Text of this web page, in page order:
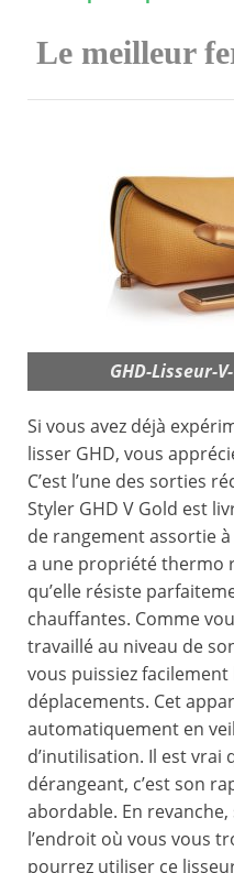
Le meilleur
GHD-Lisseur-
Si vous avez déjà
lisser GHD, vous
C’est l’une des sorties
Styler GHD V Gold est
de rangement assortie
a une propriété thermo
qu’elle résiste
chauffantes. Comme
travaillé au niveau de
vous puissiez
déplacements. Cet
automatiquement en
d’inutilisation. Il est
dérangeant, c’est son
abordable. En
l’endroit où vous vous
pourrez utiliser ce